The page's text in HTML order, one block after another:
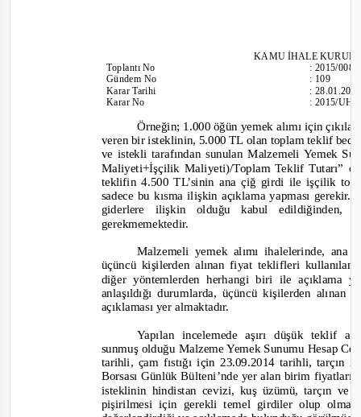
KAMU İHALE
ToplantıNo
Gündem No
Karar Tarihi
Karar No
:2015/008
: 109
:
:2015/
Örneğin; 1.000 öğün yemek alımı için
veren bir isteklinin, 5.000 TL olan toplam teklif
ve isteklitarafından sunulan Malzemeli Yemek
Maliyeti+İşçilik Maliyeti)/Toplam Teklif Tutarı”
teklifin 4.500 TL’sinin ana çiğ girdi ile işçilik
sadece bu kısma ilişkin açıklama yapması
giderlere ilişkin olduğu kabul edildiğinden,
gerekmemektedir.
Malzemeli yemek alımı ihalelerinde,
üçüncü kişilerden alınan fiyat teklifleri
diğer yöntemlerden herhangi biri ile açıklama
anlaşıldığı durumlarda, üçüncü kişilerden
açıklaması yer almaktadır.
Yapılan incelemede aşırı düşük teklif
sunmuş olduğu Malzeme Yemek Sunumu Hesap
tarihli, çam fıstığı için 23.09.2014 tarihli,
Borsası Günlük Bülteni’nde yer alan birim fiyatları
isteklinin hindistan cevizi, kuş üzümü, tarçın ve
pişirilmesi için gerekli temel girdiler olup